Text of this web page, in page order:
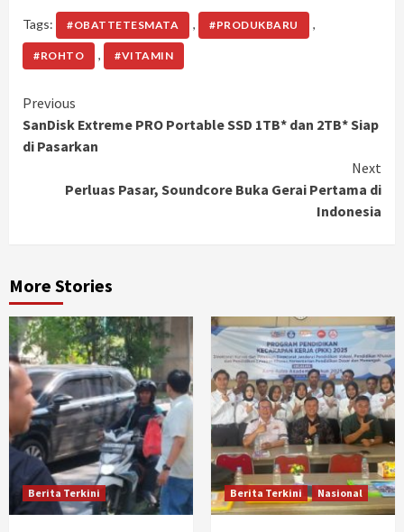
Tags: #OBATTETESMATA , #PRODUKBARU ,
#ROHTO , #VITAMIN
Continue
Reading
Previous
SanDisk Extreme PRO Portable SSD 1TB* dan 2TB* Siap
di Pasarkan
Next
Perluas Pasar, Soundcore Buka Gerai Pertama di
Indonesia
More Stories
Berita Terkini Berita Terkini Nasional